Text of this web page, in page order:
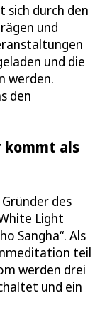
sich durch den
und
und die
werden.
den
kommt als
des
Light
Sangha“. Als
teil
werden drei
und ein